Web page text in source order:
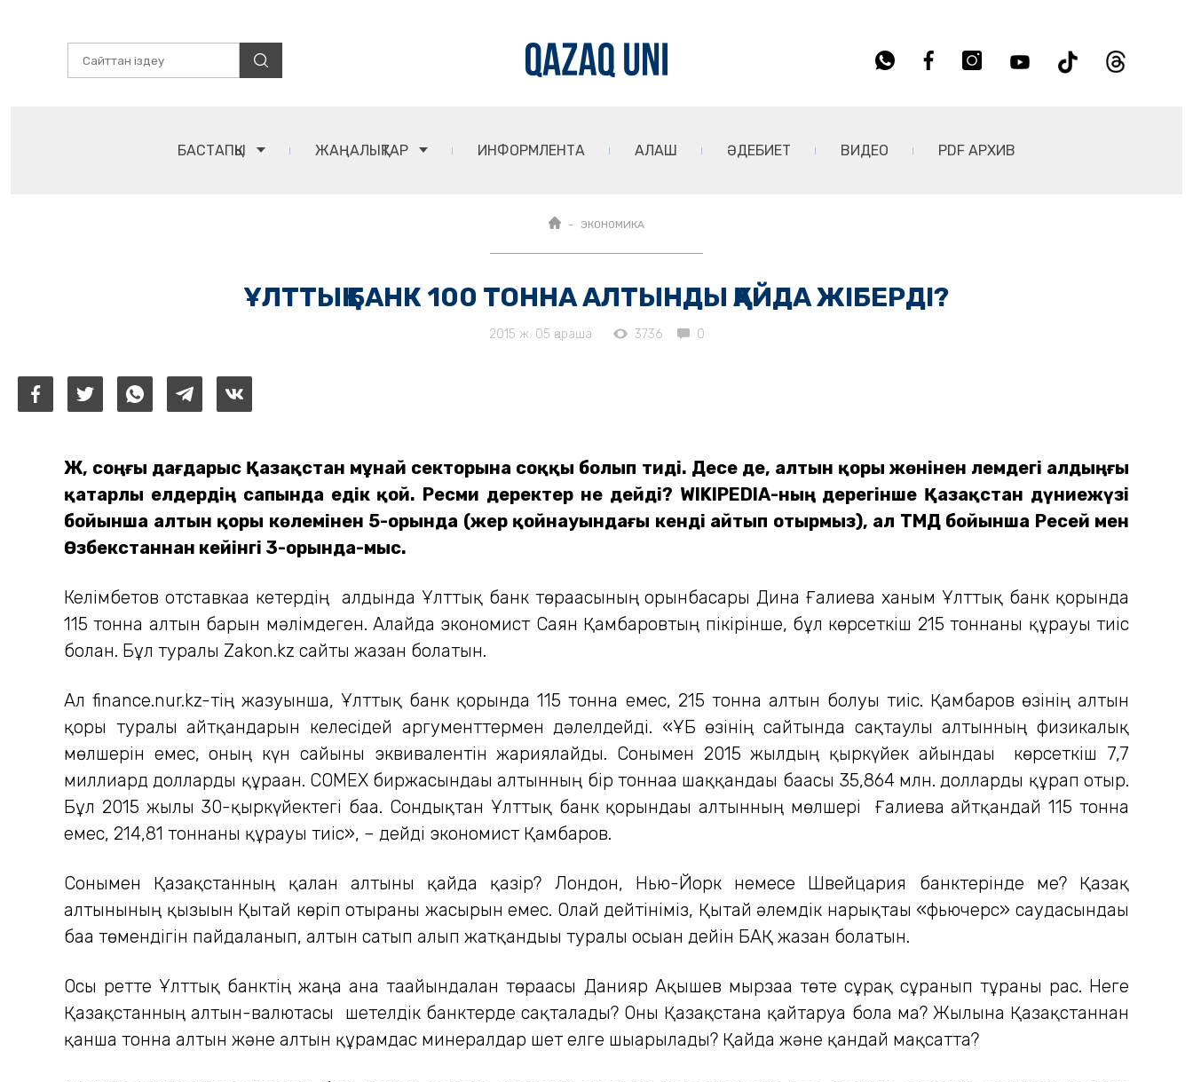
БАСТАПҚЫ ЖАҢАЛЫҚТАР ИНФОРМЛЕНТА АЛАШ ӘДЕБИЕТ ВИДЕО PDF АРХИВ
ЭКОНОМИКА
ҰЛТТЫҚ БАНК 100 ТОННА АЛТЫНДЫ ҚАЙДА ЖІБЕРДІ?
2015 ж. 05 қараша 3736 0
Жә, соңғы дағдарыс Қазақстан мұнай секторына соққы болып тиді. Десе де, алтын қоры жөнінен әлемдегі алдыңғы
қатарлы елдердің сапында едік қой. Ресми деректер не дейді? WIKIPEDIA-ның дерегінше Қазақстан дүниежүзі
бойынша алтын қоры көлемінен 5-орында (жер қойнауындағы кенді айтып отырмыз), ал ТМД бойынша Ресей мен
Өзбекстаннан кейінгі 3-орында-мыс.
Келімбетов отставкаға кетердің алдында Ұлттық банк төрағасының орынбасары Дина Ғалиева ханым Ұлттық банк қорында
115 тонна алтын барын мәлімдеген. Алайда экономист Саян Қамбаровтың пікірінше, бұл көрсеткіш 215 тоннаны құрауы тиіс
болған. Бұл туралы Zakon.kz сайты жазған болатын.
Ал finance.nur.kz-тің жазуынша, Ұлттық банк қорында 115 тонна емес, 215 тонна алтын болуы тиіс. Қамбаров өзінің алтын
қоры туралы айтқандарын келесідей аргументтермен дәлелдейді. «ҰБ өзінің сайтында сақтаулы алтынның физикалық
мөлшерін емес, оның күн сайынғы эквивалентін жариялайды. Сонымен 2015 жылдың қыркүйек айындағы көрсеткіш 7,7
миллиард долларды құраған. COMEX биржасындағы алтынның бір тоннаға шаққандағы бағасы 35,864 млн. долларды құрап отыр.
Бұл 2015 жылғы 30-қыркүйектегі баға. Сондықтан Ұлттық банк қорындағы алтынның мөлшері Ғалиева айтқандай 115 тонна
емес, 214,81 тоннаны құрауы тиіс», – дейді экономист Қамбаров.
Сонымен Қазақстанның қалған алтыны қайда қазір? Лондон, Нью-Йорк немесе Швейцария банктерінде ме? Қазақ
алтынының қызығын Қытай көріп отырғаны жасырын емес. Олай дейтініміз, Қытай әлемдік нарықтағы «фьючерс» саудасындағы
баға төмендігін пайдаланып, алтын сатып алып жатқандығы туралы осыған дейін БАҚ жазған болатын.
Осы ретте Ұлттық банктің жаңа ғана тағайындалған төрағасы Данияр Ақышев мырзаға төте сұрақ сұранып тұрғаны рас. Неге
Қазақстанның алтын-валютасы шетелдік банктерде сақталады? Оны Қазақстанға қайтаруға бола ма? Жылына Қазақстаннан
қанша тонна алтын және алтын құрамдас минералдар шет елге шығарылады? Қайда және қандай мақсатта?